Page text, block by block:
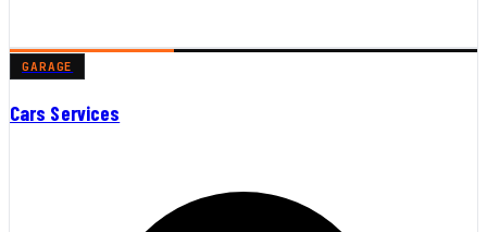
GARAGE
Cars Services